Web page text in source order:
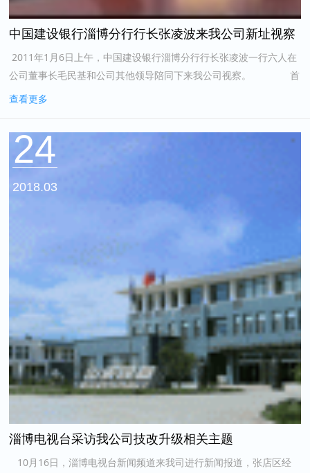
中国建设银行淄博分行行长张凌波来我公司新址视察
2011年1月6日上午，中国建设银行淄博分行行长张凌波一行六人在
公司董事长毛民基和公司其他领导陪同下来我公司视察。 首
先，建行领导来到施工现场，对基建情况进行了了解并耐心询问了企
查看更多
淄博电视台采访我公司技改升级相关主题
10月16日，淄博电视台新闻频道来我司进行新闻报道，张店区经
24
2018.03